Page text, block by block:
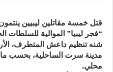
قتل خمسة مقاتلين ليبيين
“فجر ليبيا” الموالية
شنه تنظيم داعش المتطرف،
مدينة سرت الساحلية، بحسب
محلي.